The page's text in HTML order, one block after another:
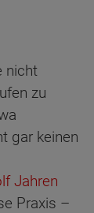
nicht
zu
gar keinen
Jahren
Praxis –